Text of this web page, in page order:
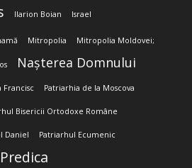
Ilarion Boian Israel
Mitropolia Mitropolia Moldovei;
Nașterea Domnului
Francisc Patriarhia de la Moscova
Bisericii Ortodoxe Române
Daniel Patriarhul Ecumenic
Predica